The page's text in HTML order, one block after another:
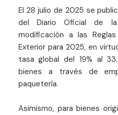
El 28 julio de 2025 se
del Diario Oficial de la
modificación a las
Exterior para 2025, en
tasa global del 19% al
bienes a través de
paquetería.
Asimismo, para bienes